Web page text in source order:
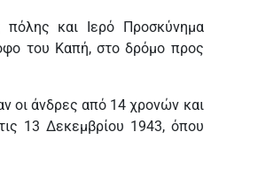
και Ιερό Προσκύνημα
του Καπή, στο δρόμο προς
οι άνδρες από 14 χρονών και
13 Δεκεμβρίου 1943, όπου